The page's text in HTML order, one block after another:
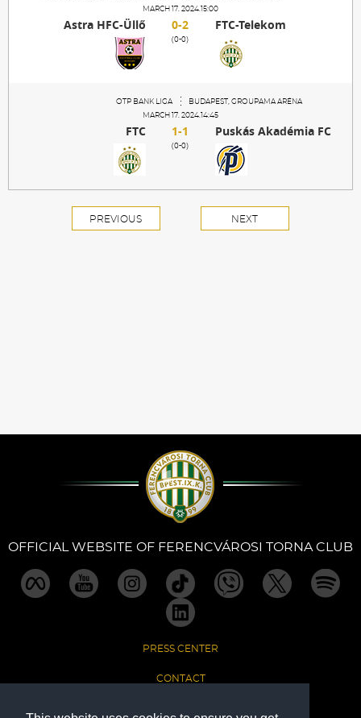
MARCH 17. 2024.15:00
Astra HFC-Üllő 0-2 FTC-Telekom
(0-0)
OTP BANK LIGA
BUDAPEST, GROUPAMA ARÉNA
MARCH 17. 2024.14:45
FTC 1-1 Puskás Akadémia FC
(0-0)
PREVIOUS NEXT
OFFICIAL WEBSITE OF FERENCVÁROSI TORNA CLUB
PRESS CENTER
CONTACT